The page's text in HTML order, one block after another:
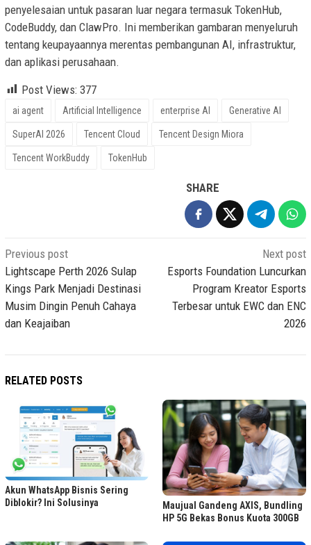
penyelesaian untuk pasaran luar negara termasuk TokenHub,
CodeBuddy, dan ClawPro. Ini memberikan gambaran menyeluruh
tentang keupayaannya merentas pembangunan AI, infrastruktur,
dan aplikasi perusahaan.
Post Views: 377
ai agent Artificial Intelligence enterprise AI Generative AI
SuperAI 2026 Tencent Cloud Tencent Design Miora
Tencent WorkBuddy TokenHub
SHARE
Post
navigation
Previous post
Lightscape Perth 2026 Sulap
Kings Park Menjadi Destinasi
Musim Dingin Penuh Cahaya
dan Keajaiban
Next post
Esports Foundation Luncurkan
Program Kreator Esports
Terbesar untuk EWC dan ENC
2026
RELATED POSTS
Akun WhatsApp Bisnis Sering
Diblokir? Ini Solusinya
Maujual Gandeng AXIS, Bundling
HP 5G Bekas Bonus Kuota 300GB